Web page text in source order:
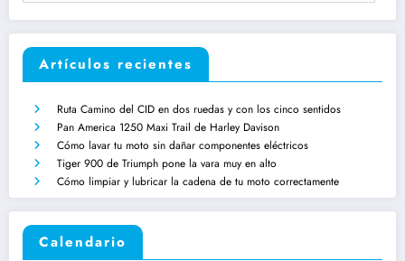
Artículos recientes
Ruta Camino del CID en dos ruedas y con los cinco sentidos
Pan America 1250 Maxi Trail de Harley Davison
Cómo lavar tu moto sin dañar componentes eléctricos
Tiger 900 de Triumph pone la vara muy en alto
Cómo limpiar y lubricar la cadena de tu moto correctamente
Calendario